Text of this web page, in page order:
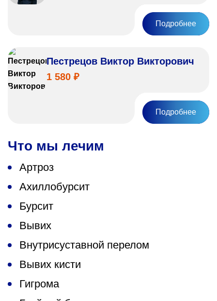
Подробнее
Пестрецов Виктор Викторович
1 580 ₽
Подробнее
Что мы лечим
Артроз
Ахиллобурсит
Бурсит
Вывих
Внутрисуставной перелом
Вывих кисти
Гигрома